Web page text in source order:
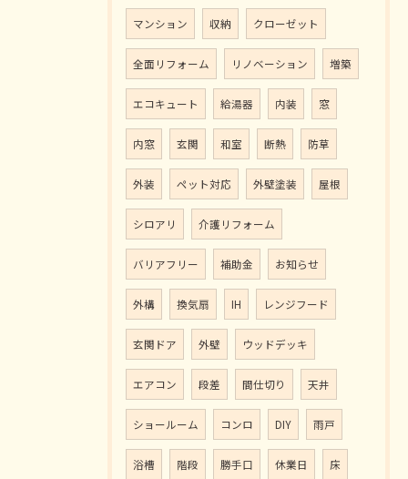
マンション 収納 クローゼット
全面リフォーム リノベーション 増築
エコキュート 給湯器 内装 窓
内窓 玄関 和室 断熱 防草
外装 ペット対応 外壁塗装 屋根
シロアリ 介護リフォーム
バリアフリー 補助金 お知らせ
外構 換気扇 IH レンジフード
玄関ドア 外壁 ウッドデッキ
エアコン 段差 間仕切り 天井
ショールーム コンロ DIY 雨戸
浴槽 階段 勝手口 休業日 床